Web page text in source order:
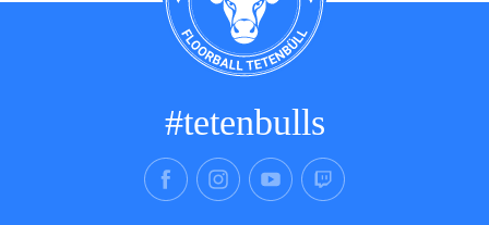
#tetenbulls